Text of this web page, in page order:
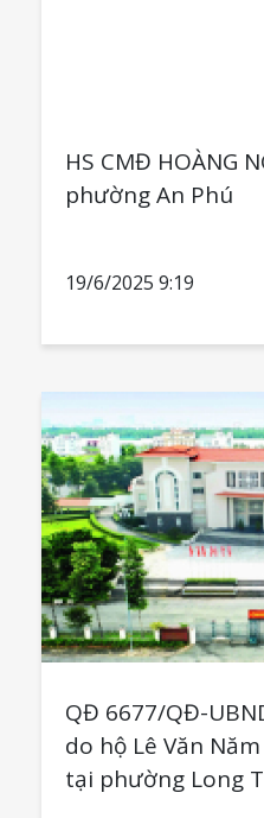
HS CMĐ HOÀNG
phường An Phú
19/6/2025 9:19
QĐ 6677/QĐ-
do hộ Lê Văn
tại phường Long